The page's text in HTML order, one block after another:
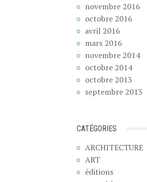
novembre 2016
octobre 2016
avril 2016
mars 2016
novembre 2014
octobre 2014
octobre 2013
septembre 2013
CATÉGORIES
ARCHITECTURE
ART
éditions